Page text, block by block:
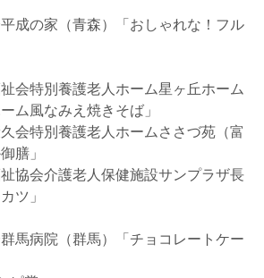
成の家（青森）「おしゃれな！フル
会特別養護老人ホーム星ヶ丘ホーム
ム風なみえ焼きそば」
会特別養護老人ホームささづ苑（富
膳」
協会介護老人保健施設サンプラザ長
ツ」
馬病院（群馬）「チョコレートケー